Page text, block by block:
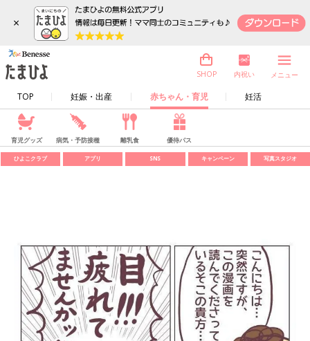
×
TOP 妊娠・出産 赤ちゃん・育児 妊活
SHOP 内祝い メニュー
育児グッズ 病気・予防接種 離乳食 優待パス
ひよこクラブ アプリ SNS キャンペーン 写真スタジオ